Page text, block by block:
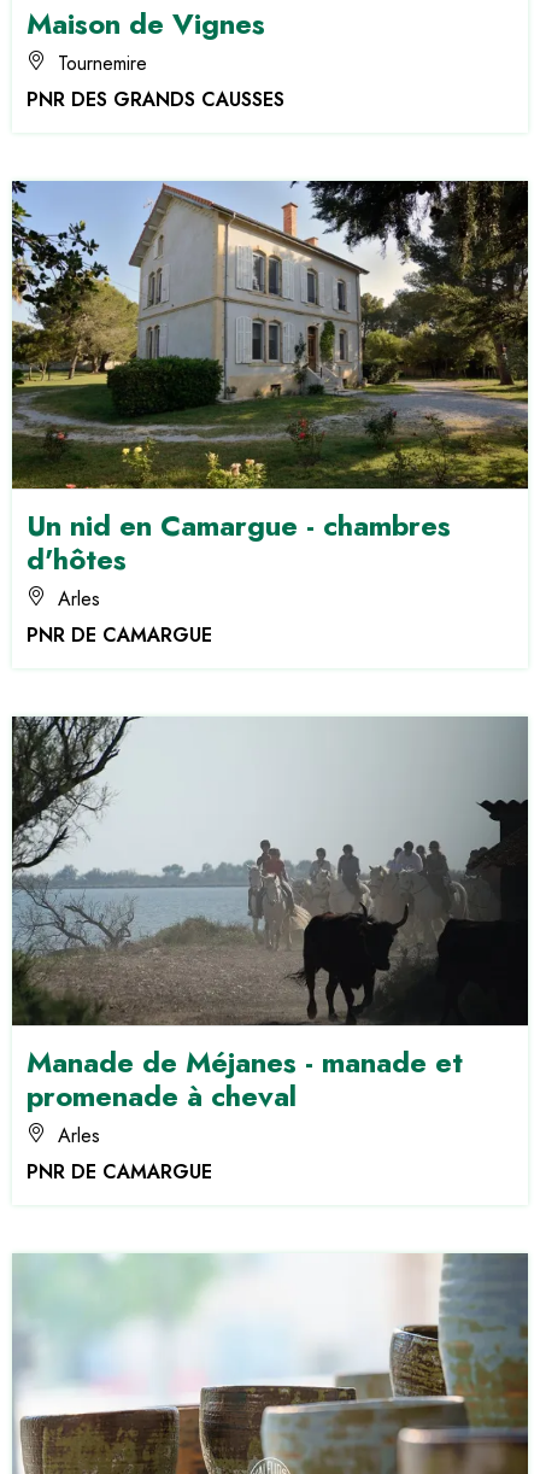
Maison de Vignes
Tournemire
PNR DES GRANDS CAUSSES
Un nid en Camargue - chambres
d'hôtes
Arles
PNR DE CAMARGUE
Manade de Méjanes - manade et
promenade à cheval
Arles
PNR DE CAMARGUE